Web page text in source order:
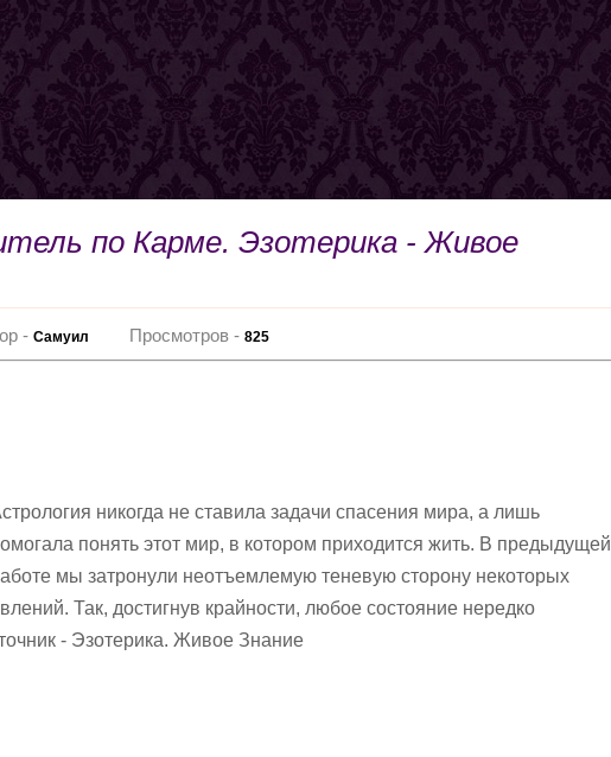
по Карме. Эзотерика - Живое
-Самуил Просмотров -825
никогда не ставила задачи спасения мира, а лишь
понять этот мир, в котором приходится жить. В предыдущей
мы затронули неотъемлемую теневую сторону некоторых
Так, достигнув крайности, любое состояние нередко
- Эзотерика. Живое Знание